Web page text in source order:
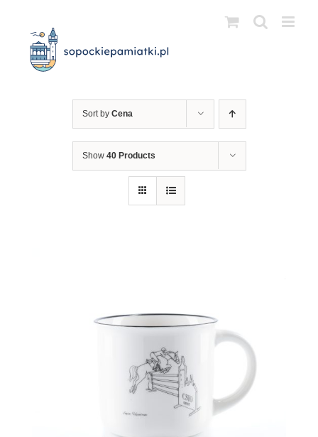
zawartości
Sort by Cena
Show 40 Products